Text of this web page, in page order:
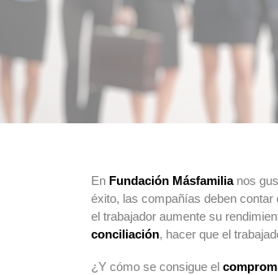
En Fundación Másfamilianos
éxito, las compañías deben
el trabajador aumente su
conciliación, hacer que el
¿Y cómo se consigue el